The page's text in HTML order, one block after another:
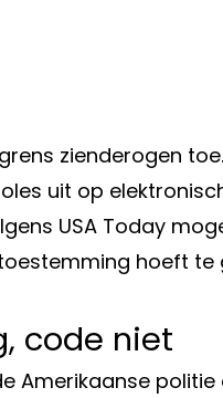
zienderogen
uit op
USA Today
hoeft te
code niet
Amerikaanse